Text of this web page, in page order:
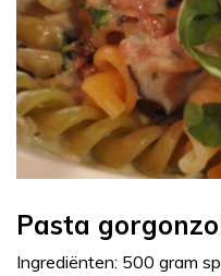
Pasta
Ingrediënten: 500 gram